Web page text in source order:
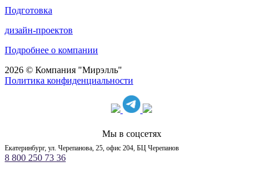
Подготовка
дизайн-проектов
Подробнее о компании
2026 © Компания "Мирэлль"
Политика конфиденциальности
Мы в соцсетях
Екатеринбург, ул. Черепанова, 25, офис 204, БЦ Черепанов
8 800 250 73 36